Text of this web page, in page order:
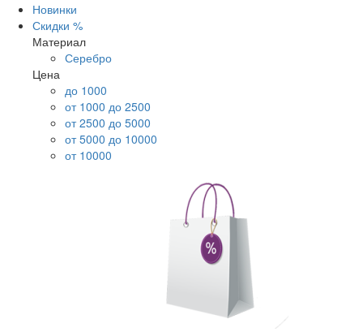
Новинки
Скидки %
Материал
Серебро
Цена
до 1000
от 1000 до 2500
от 2500 до 5000
от 5000 до 10000
от 10000